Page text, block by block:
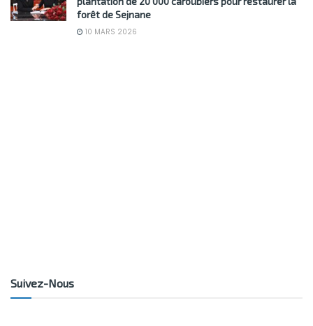
forêt de Sejnane
10 MARS 2026
Suivez-Nous